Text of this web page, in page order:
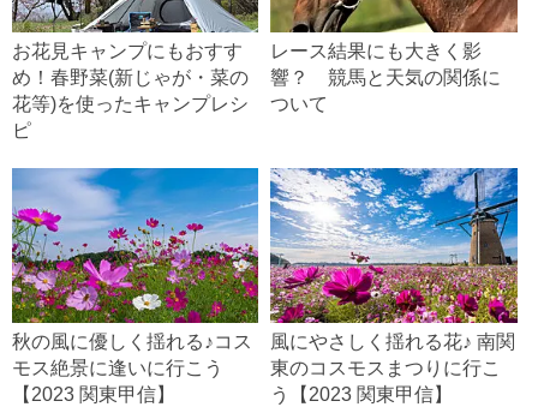
お花見キャンプにもおすす
め！春野菜(新じゃが・菜の
花等)を使ったキャンプレシ
ピ
レース結果にも大きく影
響？ 競馬と天気の関係に
ついて
秋の風に優しく揺れる♪コス
モス絶景に逢いに行こう
【2023 関東甲信】
風にやさしく揺れる花♪ 南関
東のコスモスまつりに行こ
う【2023 関東甲信】